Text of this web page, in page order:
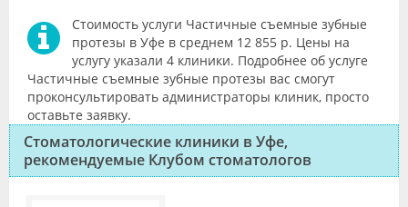
Лаборатории
Стоимость услуги Частичные съемные зубные
протезы в Уфе в среднем 12 855 р. Цены на
услугу указали 4 клиники. Подробнее об услуге
Частичные съемные зубные протезы вас смогут
проконсультировать администраторы клиник, просто
оставьте заявку.
Стоматологические клиники в Уфе,
рекомендуемые Клубом стоматологов